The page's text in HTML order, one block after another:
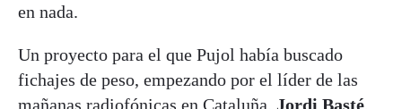
en nada.
Un proyecto para el que Pujol había buscado
fichajes de peso, empezando por el líder de las
mañanas radiofónicas en Cataluña, Jordi Basté,